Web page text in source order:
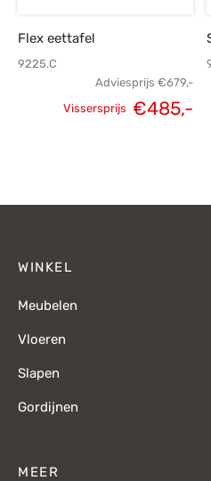
Flex eettafel
9225.C
Adviesprijs €679,-
Vissersprijs €485,-
WINKEL
Meubelen
Vloeren
Slapen
Gordijnen
MEER